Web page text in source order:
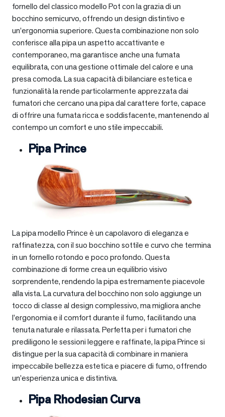
fornello del classico modello Pot con la grazia di un
bocchino semicurvo, offrendo un design distintivo e
un’ergonomia superiore. Questa combinazione non solo
conferisce alla pipa un aspetto accattivante e
contemporaneo, ma garantisce anche una fumata
equilibrata, con una gestione ottimale del calore e una
presa comoda. La sua capacità di bilanciare estetica e
funzionalità la rende particolarmente apprezzata dai
fumatori che cercano una pipa dal carattere forte, capace
di offrire una fumata ricca e soddisfacente, mantenendo al
contempo un comfort e uno stile impeccabili.
Pipa Prince
La pipa modello Prince è un capolavoro di eleganza e
raffinatezza, con il suo bocchino sottile e curvo che termina
in un fornello rotondo e poco profondo. Questa
combinazione di forme crea un equilibrio visivo
sorprendente, rendendo la pipa estremamente piacevole
alla vista. La curvatura del bocchino non solo aggiunge un
tocco di classe al design complessivo, ma migliora anche
l’ergonomia e il comfort durante il fumo, facilitando una
tenuta naturale e rilassata. Perfetta per i fumatori che
prediligono le sessioni leggere e raffinate, la pipa Prince si
distingue per la sua capacità di combinare in maniera
impeccabile bellezza estetica e piacere di fumo, offrendo
un’esperienza unica e distintiva.
Pipa Rhodesian Curva